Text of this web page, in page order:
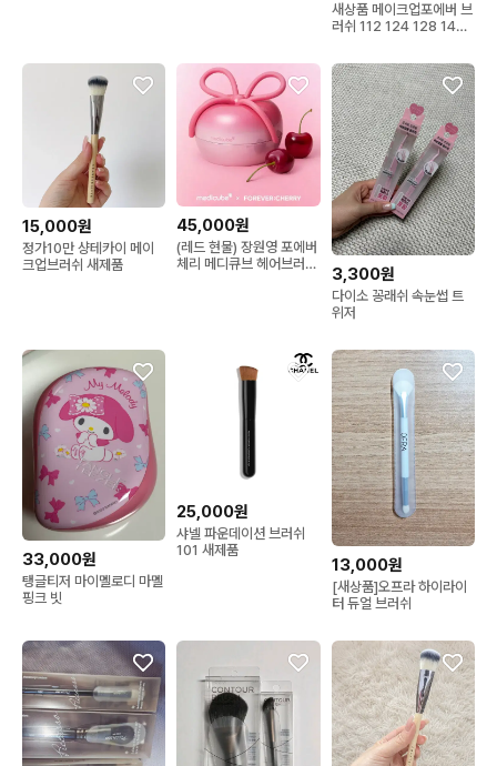
새상품 메이크업포에버 브
러쉬 112 124 128 144
15,000원
정가10만 샹테카이 메이
크업브러쉬 새제품
45,000원
(레드 현물) 장원영 포에버
체리 메디큐브 헤어브러쉬
3,300원
다이소 꽁래쉬 속눈썹 트
위저
33,000원
탱글티저 마이멜로디 마멜
핑크 빗
25,000원
샤넬 파운데이션 브러쉬
101 새제품
13,000원
[새상품]오프라 하이라이
터 듀얼 브러쉬